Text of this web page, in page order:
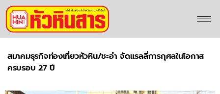
สมาคมธุรกิจท่องเที่ยวหัวหิน/ชะอำ จัดแรลลี่การกุศลในโอกาส
ครบรอบ 27 ปี